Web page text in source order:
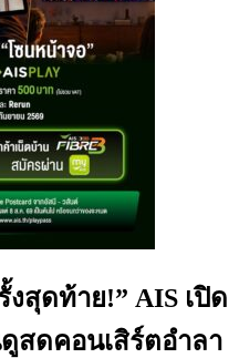
สุดท้าย!” AIS เปิด
สดคอนเสิร์ตอำลา